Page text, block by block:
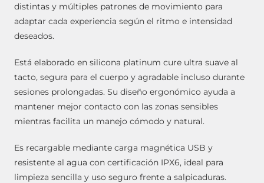
distintas y múltiples patrones de movimiento para
adaptar cada experiencia según el ritmo e intensidad
deseados.
Está elaborado en silicona platinum cure ultra suave al
tacto, segura para el cuerpo y agradable incluso durante
sesiones prolongadas. Su diseño ergonómico ayuda a
mantener mejor contacto con las zonas sensibles
mientras facilita un manejo cómodo y natural.
Es recargable mediante carga magnética USB y
resistente al agua con certificación IPX6, ideal para
limpieza sencilla y uso seguro frente a salpicaduras.